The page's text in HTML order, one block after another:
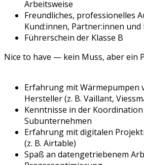
Arbeitsweise
Freundliches, professionelles
Kund:innen, Partner:innen und
Führerschein der Klasse B
Nice to have — kein Muss, aber ein
Erfahrung mit Wärmepumpen
Hersteller (z. B. Vaillant,
Kenntnisse in der
Subunternehmen
Erfahrung mit digitalen
(z. B. Airtable)
Spaß an datengetriebenem